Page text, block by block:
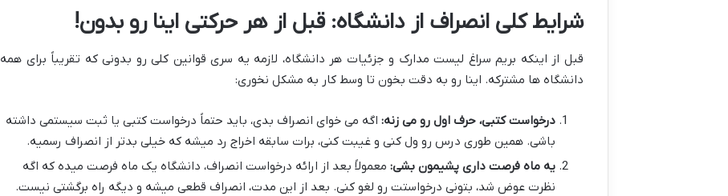
شرایط کلی انصراف از دانشگاه: قبل از هر حرکتی اینا رو بدون!
قبل از اینکه بریم سراغ لیست مدارک و جزئیات هر دانشگاه، لازمه یه سری قوانین کلی رو بدونی که تقریباً برای همه
دانشگاه ها مشترکه. اینا رو به دقت بخون تا وسط کار به مشکل نخوری:
درخواست کتبی، حرف اول رو می زنه: اگه می خوای انصراف بدی، باید حتماً درخواست کتبی یا ثبت سیستمی داشته
باشی. همین طوری درس رو ول کنی و غیبت کنی، برات سابقه اخراج رد میشه که خیلی بدتر از انصراف رسمیه.
یه ماه فرصت داری پشیمون بشی: معمولاً بعد از ارائه درخواست انصراف، دانشگاه یک ماه فرصت میده که اگه
نظرت عوض شد، بتونی درخواستت رو لغو کنی. بعد از این مدت، انصراف قطعی میشه و دیگه راه برگشتی نیست.